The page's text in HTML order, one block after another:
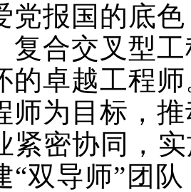
党报国的底
复合交叉型
的卓越工程
师为目标，
紧密协同，
“双导师”团